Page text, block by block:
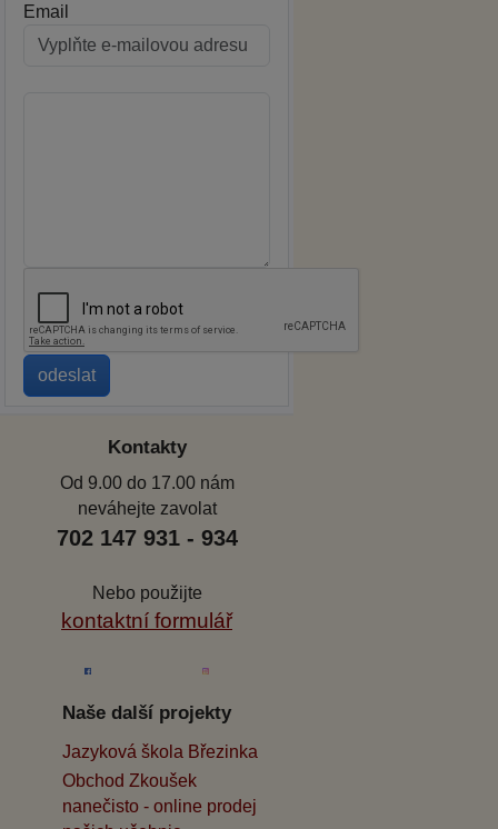
Email
Kontakty
Od 9.00 do 17.00 nám
neváhejte zavolat
702 147 931 - 934
Nebo použijte
kontaktní formulář
Naše další projekty
Jazyková škola Březinka
Obchod Zkoušek
nanečisto - online prodej